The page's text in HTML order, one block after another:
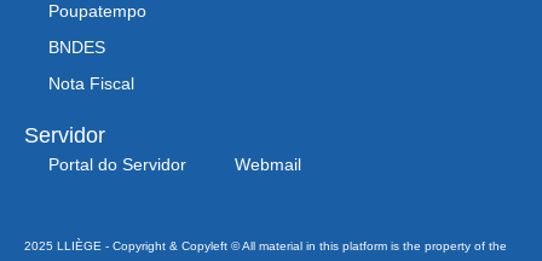
Poupatempo
BNDES
Nota Fiscal
Servidor
Portal do Servidor Webmail
2025 LLIÈGE - Copyright & Copyleft © All material in this platform is the property of the